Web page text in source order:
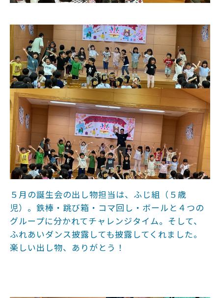
５月の誕生会の出し物担当は、ふじ組（５歳
児）。鉄棒・跳び箱・コマ回し・ボールと４つの
グループに分かれてチャレンジタイム。そして、
ふれあいダンス披露しても披露してくれました。
楽しい出し物、ありがとう！